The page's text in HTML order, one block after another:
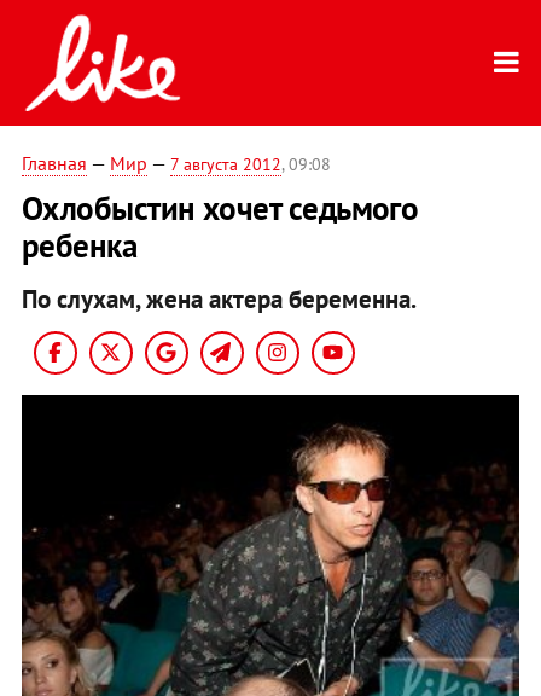
Главная — Мир — 7 августа 2012, 09:08
Охлобыстин хочет седьмого
ребенка
По слухам, жена актера беременна.